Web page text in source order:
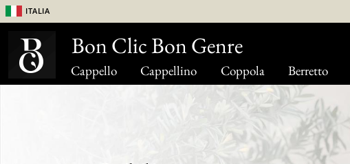
Cappello Cappellino Coppola Berretto
Italia
Bon Clic Bon Genre